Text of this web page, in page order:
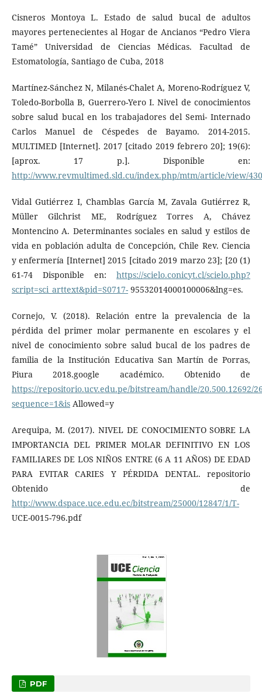
Cisneros Montoya L. Estado de salud bucal de adultos
mayores pertenecientes al Hogar de Ancianos “Pedro Viera
Tamé” Universidad de Ciencias Médicas. Facultad de
Estomatología, Santiago de Cuba, 2018
Martínez-Sánchez N, Milanés-Chalet A, Moreno-Rodríguez V,
Toledo-Borbolla B, Guerrero-Yero I. Nivel de conocimientos
sobre salud bucal en los trabajadores del Semi- Internado
Carlos Manuel de Céspedes de Bayamo. 2014-2015.
MULTIMED [Internet]. 2017 [citado 2019 febrero 20]; 19(6):
[aprox. 17 p.]. Disponible en:
http://www.revmultimed.sld.cu/index.php/mtm/article/view/430
Vidal Gutiérrez I, Chamblas García M, Zavala Gutiérrez R,
Müller Gilchrist ME, Rodríguez Torres A, Chávez
Montencino A. Determinantes sociales en salud y estilos de
vida en población adulta de Concepción, Chile Rev. Ciencia
y enfermería [Internet] 2015 [citado 2019 marzo 23]; [20 (1)
61-74 Disponible en:https://scielo.conicyt.cl/scielo.php?
script=sci_arttext&pid=S0717-95532014000100006&lng=es.
Cornejo, V. (2018). Relación entre la prevalencia de la
pérdida del primer molar permanente en escolares y el
nivel de conocimiento sobre salud bucal de los padres de
familia de la Institución Educativa San Martín de Porras,
Piura 2018.google académico. Obtenido de
https://repositorio.ucv.edu.pe/bitstream/handle/20.500.12692/
sequence=1&isAllowed=y
Arequipa, M. (2017). NIVEL DE CONOCIMIENTO SOBRE LA
IMPORTANCIA DEL PRIMER MOLAR DEFINITIVO EN LOS
FAMILIARES DE LOS NIÑOS ENTRE (6 A 11 AÑOS) DE EDAD
PARA EVITAR CARIES Y PÉRDIDA DENTAL. repositorio
Obtenido de
http://www.dspace.uce.edu.ec/bitstream/25000/12847/1/T-
UCE-0015-796.pdf
PDF